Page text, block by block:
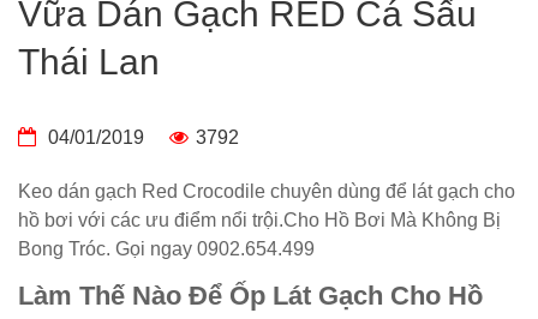
Vữa Dán Gạch RED Cá Sấu
Thái Lan
04/01/2019 3792
Keo dán gạch Red Crocodile chuyên dùng để lát gạch cho
hồ bơi với các ưu điểm nổi trội.Cho Hồ Bơi Mà Không Bị
Bong Tróc. Gọi ngay 0902.654.499
Làm Thế Nào Để Ốp Lát Gạch Cho Hồ